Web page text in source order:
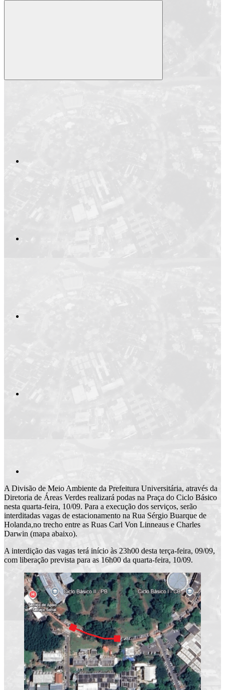
Compartilhar
Compartilhar
A Divisão de Meio Ambiente da Prefeitura Universitária, através da
Diretoria de Áreas Verdes realizará podas na Praça do Ciclo Básico
nesta quarta-feira, 10/09. Para a execução dos serviços, serão
interditadas vagas de estacionamento na Rua Sérgio Buarque de
Holanda,no trecho entre as Ruas Carl Von Linneaus e Charles
Darwin (mapa abaixo).
A interdição das vagas terá início às 23h00 desta terça-feira, 09/09,
com liberação prevista para as 16h00 da quarta-feira, 10/09.